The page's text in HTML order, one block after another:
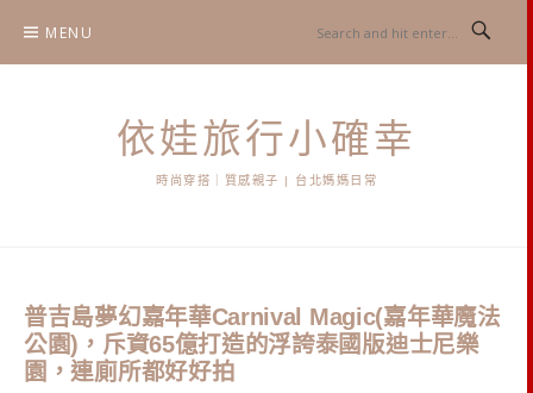
content
MENU
依娃旅行小確幸
時尚穿搭｜質感親子 | 台北媽媽日常
普吉島夢幻嘉年華Carnival Magic(嘉年華魔法
公園)，斥資65億打造的浮誇泰國版迪士尼樂
園，連廁所都好好拍